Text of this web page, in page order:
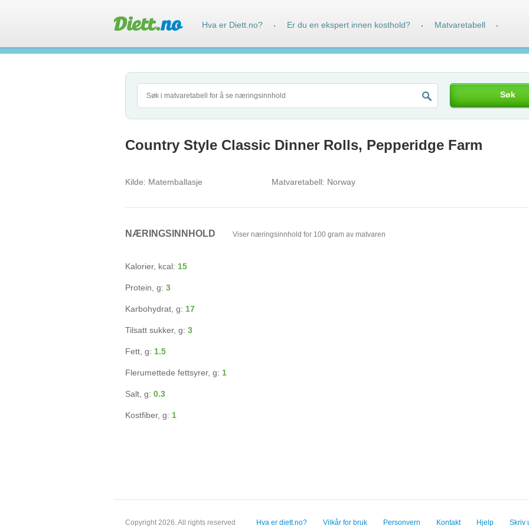
Søk
Country Style Classic Dinner Rolls, Pepperidge Farm
Kilde: Matemballasje Matvaretabell: Norway
NÆRINGSINNHOLD Viser næringsinnhold for 100 gram av matvaren
Kalorier, kcal: 15
Protein, g: 3
Karbohydrat, g: 17
Tilsatt sukker, g: 3
Fett, g: 1.5
Flerumettede fettsyrer, g: 1
Salt, g: 0.3
Kostfiber, g: 1
Copyright 2026. All rights reserved Hva er diett.no? Vilkår for bruk Personvern Kontakt Hjelp Skriv
Hva er Diett.no? · Er du en ekspert innen kosthold? · Matvaretabell ·